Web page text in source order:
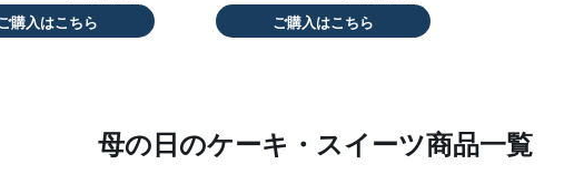
購入はこちら ご購入はこちら
母の日のケーキ・スイーツ商品一覧